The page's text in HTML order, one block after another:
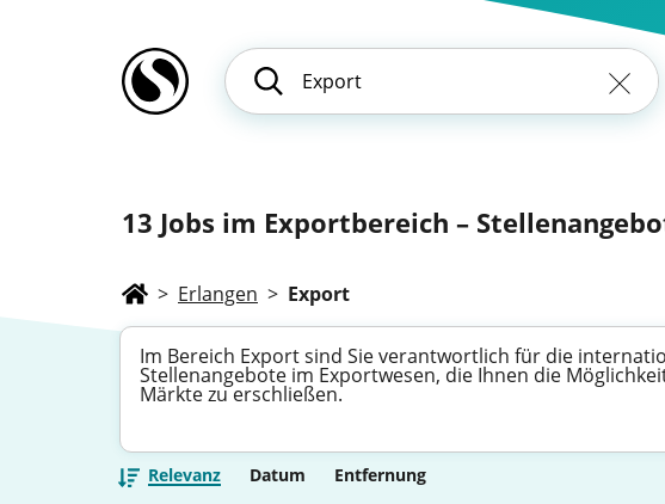
13 Jobs im Exportbereich –
> Erlangen > Export
Im Bereich Export sind Sie verantwortlich für die
Stellenangebote im Exportwesen, die Ihnen die
Märkte zu erschließen.
Relevanz Datum Entfernung